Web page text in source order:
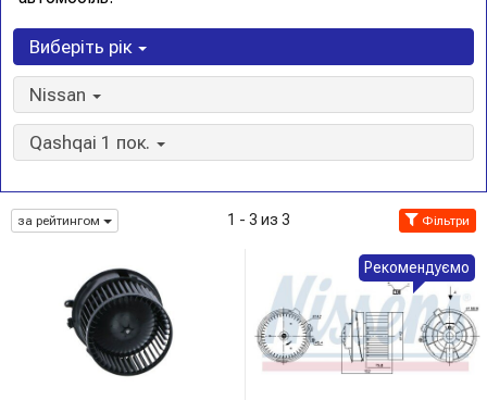
Виберіть рік
Nissan
Qashqai 1 пок.
за рейтингом 1 - 3 из 3 Фільтри
Рекомендуємо